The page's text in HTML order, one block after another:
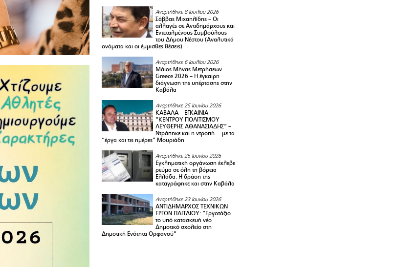
Αναρτήθηκε 8 Ιουλίου 2026
Σάββας Μιχαηλίδης – Οι
αλλαγές σε Αντιδημάρχους και
Εντεταλμένους Συμβούλους
του Δήμου Νέστου (Αναλυτικά
ονόματα και οι έμμισθες θέσεις)
Αναρτήθηκε 6 Ιουλίου 2026
Μάιος Μήνας Μετρήσεων
Greece 2026 – H έγκαιρη
διάγνωση της υπέρτασης στην
Καβάλα
Αναρτήθηκε 25 Ιουνίου 2026
ΚΑΒΑΛΑ – ΕΓΚΑΙΝΙΑ
“ΚΕΝΤΡΟΥ ΠΟΛΙΤΙΣΜΟΥ
ΛΕΥΘΕΡΗΣ ΑΘΑΝΑΣΙΑΔΗΣ” –
Ντράπηκε και η ντροπή… με τα
“έργα και τις ημέρες” Μουριάδη
Αναρτήθηκε 25 Ιουνίου 2026
Εγκληματική οργάνωση έκλεβε
ρεύμα σε όλη τη βόρεια
Ελλάδα. Η δράση της
καταγράφηκε και στην Καβάλα
Αναρτήθηκε 23 Ιουνίου 2026
ΑΝΤΙΔΗΜΑΡΧΟΣ ΤΕΧΝΙΚΩΝ
ΕΡΓΩΝ ΠΑΓΓΑΙΟΥ: “Εργοτάξιο
το υπό κατασκευή νέο
Δημοτικό σχολείο στη
Δημοτική Ενότητα Ορφανού”